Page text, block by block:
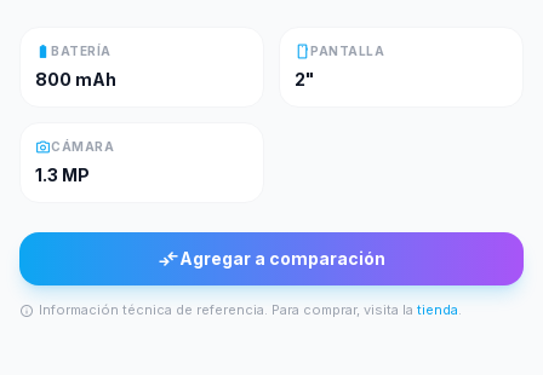
battery_full BATERÍA
800 mAh
smartphonePANTALLA
2"
photo_cameraCÁMARA
1.3 MP
compare_arrowsAgregar a comparación
info Información técnica de referencia. Para comprar, visita la tienda.